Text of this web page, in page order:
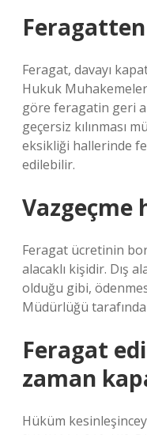
Feragat, davayı
Hukuk
göre feragatin geri
geçersiz kılınması
eksikliği hallerinde
edilebilir.
Vazgeçme
Feragat ücretinin
alacaklı kişidir. Dış
olduğu gibi,
Müdürlüğü
Feragat
zaman
Hüküm